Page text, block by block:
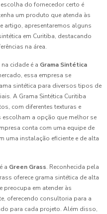
do fornecedor certo é
um produto que atenda às
artigo, apresentaremos alguns
em Curitiba, destacando
na área.
cidade é a Grama Sintética
essa empresa se
sintética para diversos tipos de
A Grama Sintética Curitiba
com diferentes texturas e
a opção que melhor se
conta com uma equipe de
uma instalação eficiente e de alta
a Green Grass. Reconhecida pela
oferece grama sintética de alta
preocupa em atender às
oferecendo consultoria para a
para cada projeto. Além disso,